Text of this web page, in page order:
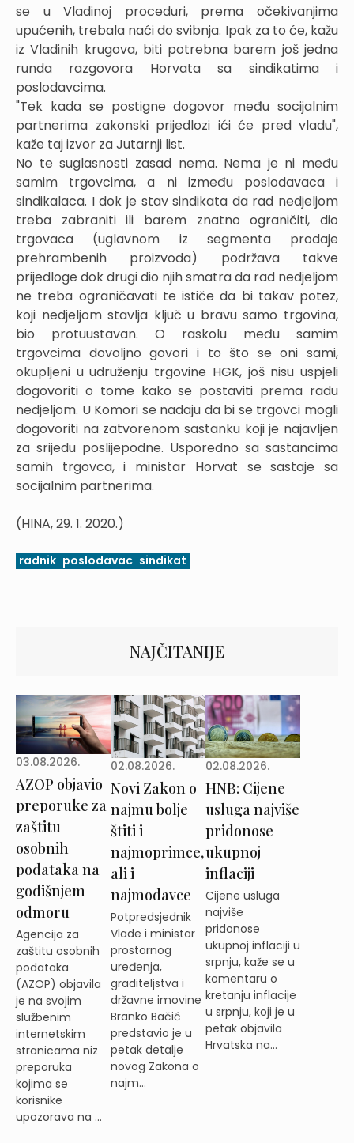
se u Vladinoj proceduri, prema očekivanjima
upućenih, trebala naći do svibnja. Ipak za to će, kažu
iz Vladinih krugova, biti potrebna barem još jedna
runda razgovora Horvata sa sindikatima i
poslodavcima.
"Tek kada se postigne dogovor među socijalnim
partnerima zakonski prijedlozi ići će pred vladu",
kaže taj izvor za Jutarnji list.
No te suglasnosti zasad nema. Nema je ni među
samim trgovcima, a ni između poslodavaca i
sindikalaca. I dok je stav sindikata da rad nedjeljom
treba zabraniti ili barem znatno ograničiti, dio
trgovaca (uglavnom iz segmenta prodaje
prehrambenih proizvoda) podržava takve
prijedloge dok drugi dio njih smatra da rad nedjeljom
ne treba ograničavati te ističe da bi takav potez,
koji nedjeljom stavlja ključ u bravu samo trgovina,
bio protuustavan. O raskolu među samim
trgovcima dovoljno govori i to što se oni sami,
okupljeni u udruženju trgovine HGK, još nisu uspjeli
dogovoriti o tome kako se postaviti prema radu
nedjeljom. U Komori se nadaju da bi se trgovci mogli
dogovoriti na zatvorenom sastanku koji je najavljen
za srijedu poslijepodne. Usporedno sa sastancima
samih trgovca, i ministar Horvat se sastaje sa
socijalnim partnerima.
(HINA, 29. 1. 2020.)
radnik poslodavac sindikat
NAJČITANIJE
03.08.2026.
AZOP objavio
preporuke za
zaštitu
osobnih
podataka na
godišnjem
odmoru
Agencija za
zaštitu osobnih
podataka
(AZOP) objavila
je na svojim
službenim
internetskim
stranicama niz
preporuka
kojima se
korisnike
upozorava na ...
02.08.2026.
Novi Zakon o
najmu bolje
štiti i
najmoprimce,
ali i
najmodavce
Potpredsjednik
Vlade i ministar
prostornog
uređenja,
graditeljstva i
državne imovine
Branko Bačić
predstavio je u
petak detalje
novog Zakona o
najm...
02.08.2026.
HNB: Cijene
usluga najviše
pridonose
ukupnoj
inflaciji
Cijene usluga
najviše
pridonose
ukupnoj inflaciji u
srpnju, kaže se u
komentaru o
kretanju inflacije
u srpnju, koji je u
petak objavila
Hrvatska na...